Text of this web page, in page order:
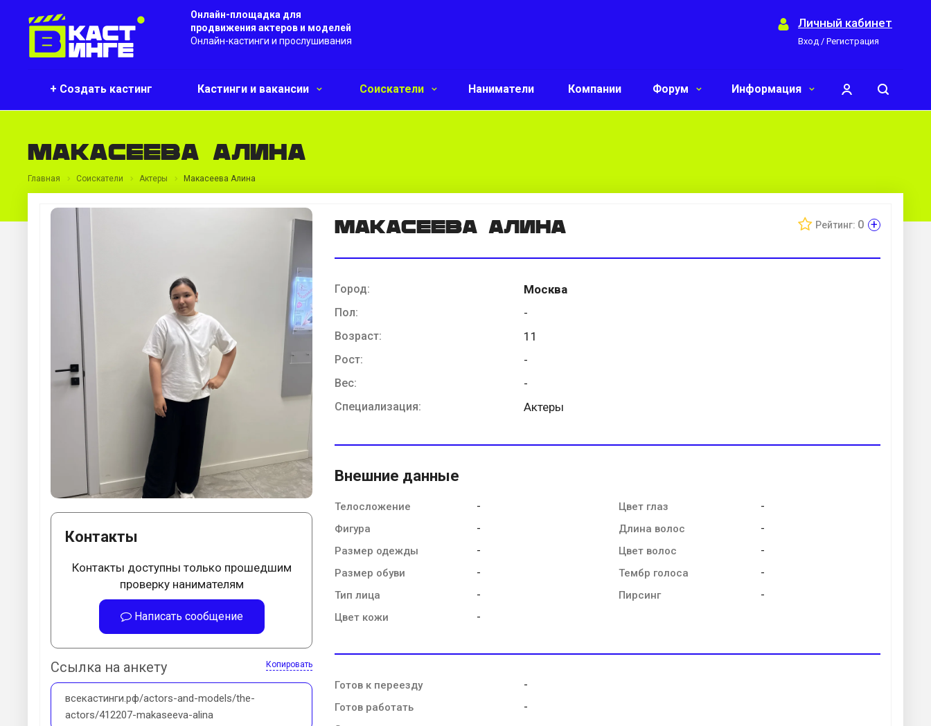
Онлайн-площадка для
продвижения актеров и моделей
Онлайн-кастинги и прослушивания
Личный кабинет
Вход / Регистрация
+ Создать кастинг Кастинги и вакансии Соискатели Наниматели Компании Форум Информация
Макасеева Алина
Главная Соискатели Актеры Макасеева Алина
Контакты
Контакты доступны только прошедшим
проверку нанимателям
Написать сообщение
Ссылка на анкету Копировать
всекастинги.рф/actors-and-models/the-
actors/412207-makaseeva-alina
Макасеева Алина Рейтинг: 0 +
Город: Москва
Пол: -
Возраст: 11
Рост: -
Вес: -
Специализация: Актеры
Внешние данные
Телосложение -
Фигура -
Размер одежды -
Размер обуви -
Тип лица -
Цвет кожи -
Цвет глаз -
Длина волос -
Цвет волос -
Тембр голоса -
Пирсинг -
Готов к переезду -
Готов работать -